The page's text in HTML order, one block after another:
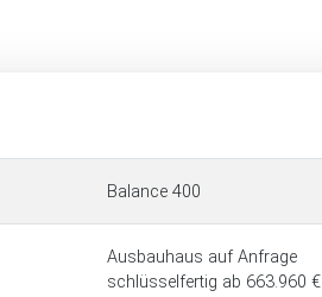
Balance 400
Ausbauhaus auf Anfrage
schlüsselfertig ab 663.960 €